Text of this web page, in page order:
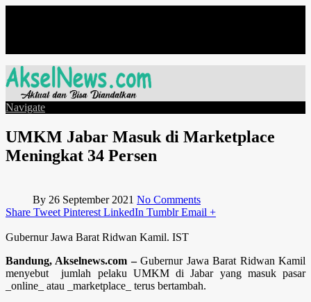
Navigate
UMKM Jabar Masuk di Marketplace
Meningkat 34 Persen
By 26 September 2021 No Comments
Share Tweet Pinterest LinkedIn Tumblr Email +
Gubernur Jawa Barat Ridwan Kamil. IST
Bandung, Akselnews.com –Gubernur Jawa Barat Ridwan Kamil
menyebut jumlah pelaku UMKM di Jabar yang masuk pasar
_online_ atau _marketplace_ terus bertambah.